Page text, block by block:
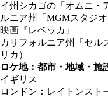
イ州シカゴの「オムニ・
ルニア州「MGMスタジ
映画『レベッカ』
カリフォルニア州「セル
リカ）
ロケ地：都市・地域・施
イギリス
ロンドン：レイトンスト